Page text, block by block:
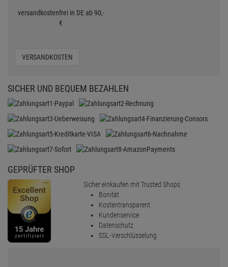
versandkostenfrei in DE ab 90,-
€
VERSANDKOSTEN
SICHER UND BEQUEM BEZAHLEN
GEPRÜFTER SHOP
Sicher einkaufen mit Trusted Shops
Bonität
Kostentransparent
Kundenservice
Datenschutz
SSL-Verschlüsselung